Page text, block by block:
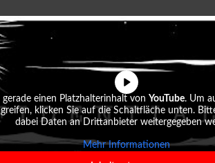
gerade einen Platzhalterinhalt vonYouTube. Um
klicken Sie auf die Schaltfläche unten.
dabei Daten an Drittanbieter weitergegeben
Mehr Informationen